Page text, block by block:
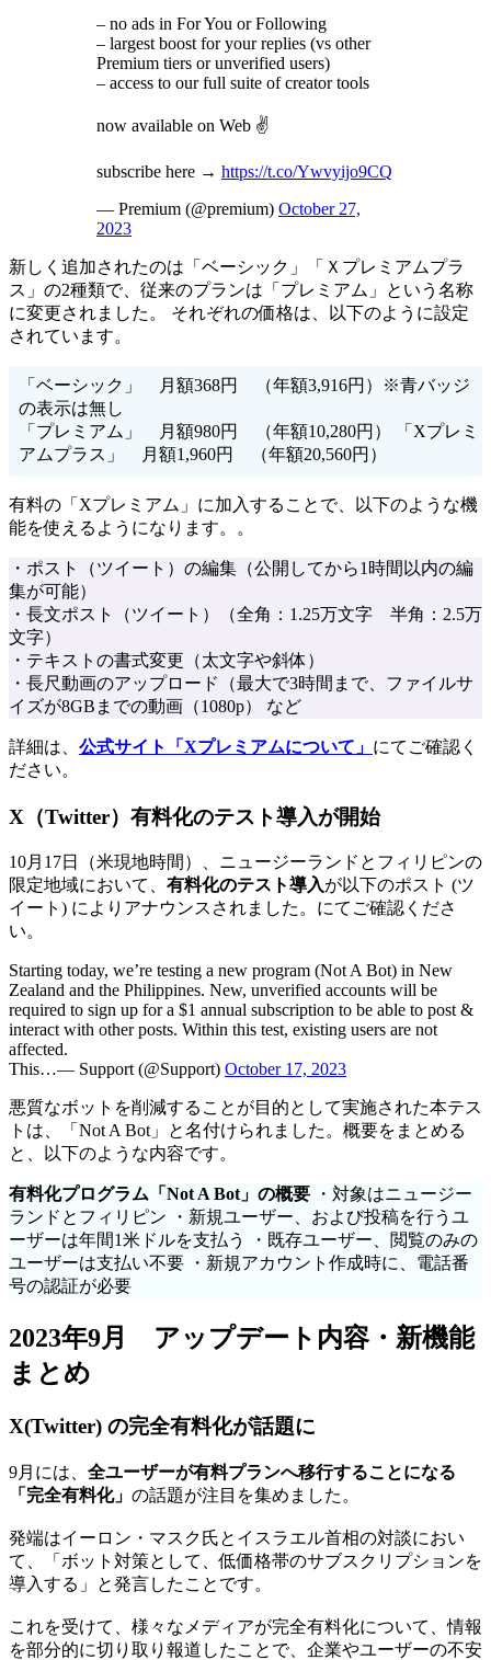
– no ads in For You or Following
– largest boost for your replies (vs other
Premium tiers or unverified users)
– access to our full suite of creator tools
now available on Web ✌️
subscribe here → https://t.co/Ywvyijo9CQ
— Premium (@premium) October 27,
2023
新しく追加されたのは「ベーシック」「Ｘプレミアムプラ
ス」の2種類で、従来のプランは「プレミアム」という名称
に変更されました。 それぞれの価格は、以下のように設定
されています。
「ベーシック」 月額368円 （年額3,916円）※青バッジ
の表示は無し
「プレミアム」 月額980円 （年額10,280円） 「Xプレミ
アムプラス」 月額1,960円 （年額20,560円）
有料の「Xプレミアム」に加入することで、以下のような機
能を使えるようになります。。
・ポスト（ツイート）の編集（公開してから1時間以内の編
集が可能）
・長文ポスト（ツイート）（全角：1.25万文字 半角：2.5万
文字）
・テキストの書式変更（太文字や斜体）
・長尺動画のアップロード（最大で3時間まで、ファイルサ
イズが8GBまでの動画（1080p） など
詳細は、 公式サイト「Xプレミアムについて」 にてご確認く
ださい。
X（Twitter）有料化のテスト導入が開始
10月17日（米現地時間）、ニュージーランドとフィリピンの
限定地域において、 有料化のテスト導入が以下のポスト (ツ
イート) によりアナウンスされました。にてご確認くださ
い。
Starting today, we’re testing a new program (Not A Bot) in New
Zealand and the Philippines. New, unverified accounts will be
required to sign up for a $1 annual subscription to be able to post &
interact with other posts. Within this test, existing users are not
affected.
This…— Support (@Support) October 17, 2023
悪質なボットを削減することが目的として実施された本テス
トは、「Not A Bot」と名付けられました。概要をまとめる
と、以下のような内容です。
有料化プログラム「Not A Bot」の概要 ・対象はニュージー
ランドとフィリピン ・新規ユーザー、および投稿を行うユ
ーザーは年間1米ドルを支払う ・既存ユーザー、閲覧のみの
ユーザーは支払い不要 ・新規アカウント作成時に、電話番
号の認証が必要
2023年9月 アップデート内容・新機能
まとめ
X(Twitter) の完全有料化が話題に
9月には、 全ユーザーが有料プランへ移行することになる
「完全有料化」 の話題が注目を集めました。
発端はイーロン・マスク氏とイスラエル首相の対談におい
て、「ボット対策として、低価格帯のサブスクリプションを
導入する」と発言したことです。
これを受けて、様々なメディアが完全有料化について、情報
を部分的に切り取り報道したことで、企業やユーザーの不安